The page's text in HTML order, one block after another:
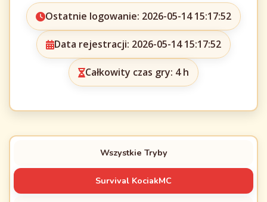
Ostatnie logowanie: 2026-05-14 15:17:52
Data rejestracji: 2026-05-14 15:17:52
Całkowity czas gry: 4 h
Wszystkie Tryby
Survival KociakMC